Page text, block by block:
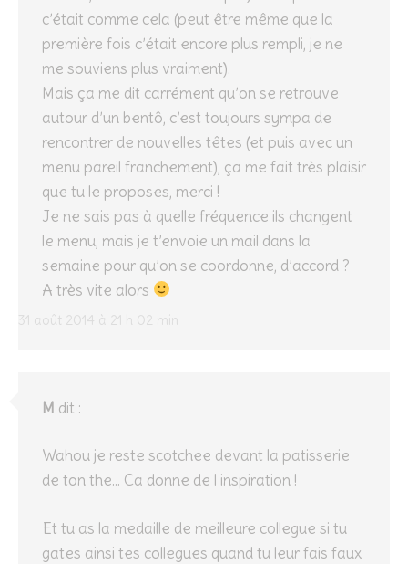
31 août 2014 à 21 h 02 min
c’était comme cela (peut être même que la
première fois c’était encore plus rempli, je ne
me souviens plus vraiment).
Mais ça me dit carrément qu’on se retrouve
autour d’un bentô, c’est toujours sympa de
rencontrer de nouvelles têtes (et puis avec un
menu pareil franchement), ça me fait très plaisir
que tu le proposes, merci !
Je ne sais pas à quelle fréquence ils changent
le menu, mais je t’envoie un mail dans la
semaine pour qu’on se coordonne, d’accord ?
A très vite alors
M dit :
Wahou je reste scotchee devant la patisserie
de ton the… Ca donne de l inspiration !
Et tu as la medaille de meilleure collegue si tu
gates ainsi tes collegues quand tu leur fais faux